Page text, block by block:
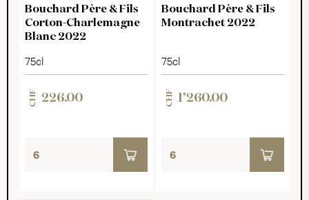
Bouchard Père & Fils
Corton-Charlemagne
Blanc 2022
75cl
CHF 226.00
Bouchard Père & Fils
Montrachet 2022
75cl
CHF 1’260.00